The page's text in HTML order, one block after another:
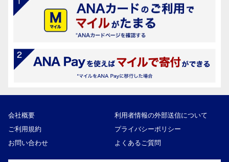
会社概要
利用者情報の外部送信について
ご利用規約
プライバシーポリシー
お問い合わせ
よくあるご質問